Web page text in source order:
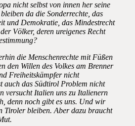
nicht selbst von innen her seine
da die Sonderrechte, das
und Demokratie, das Mindestrecht
Völker, deren ureigenes Recht
die Menschenrechte mit Füßen
den Willen des Volkes am Brenner
Freiheitskämpfer nicht
auch das Südtirol Problem nicht
versucht Italien uns zu Italienern
denn noch gibt es uns. Und wir
Tiroler bleiben. Aber dazu braucht